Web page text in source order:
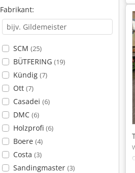
Fabrikant:
SCM (25)
BÜTFERING (19)
Kündig (7)
Ott (7)
Casadei (6)
DMC (6)
Holzprofi (6)
Boere (4)
Costa (3)
Sandingmaster (3)